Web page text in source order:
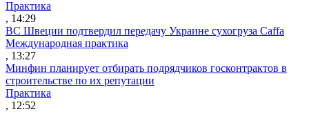
Практика
, 14:29
ВС Швеции подтвердил передачу Украине сухогруза Caffa
Международная практика
, 13:27
Минфин планирует отбирать подрядчиков госконтрактов в
строительстве по их репутации
Практика
, 12:52